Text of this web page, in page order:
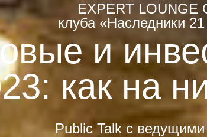
Public Talk с
EXPERT LOUNGE
клуба «Наследники
и
как на